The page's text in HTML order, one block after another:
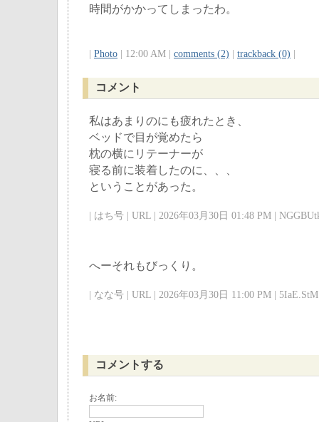
時間がかかってしまったわ。
Photo | 12:00 AM | comments (2) trackback (0)
コメント
私はあまりのにも疲れたとき、
ベッドで目が覚めたら
枕の横にリテーナーが
寝る前に装着したのに、、、
ということがあった。
| はち号 | URL | 2026年03月30日 01:48 PM |
へーそれもびっくり。
| なな号 | URL | 2026年03月30日 11:00 PM |
コメントする
お名前: